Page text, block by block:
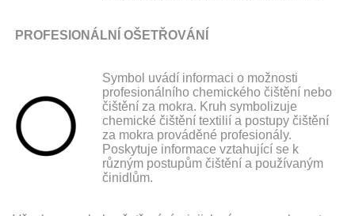
PROFESIONÁLNÍ OŠETŘOVÁNÍ
Symbol uvádí informaci o možnosti
profesionálního chemického čištění nebo
čištění za mokra. Kruh symbolizuje
chemické čištění textilií a postupy čištění
za mokra prováděné profesionály.
Poskytuje informace vztahující se k
různým postupům čištění a používaným
činidlům.